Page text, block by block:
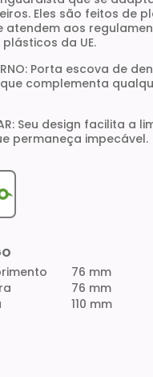
Eles são feitos de
atendem aos
da UE.
Porta escova de
complementa
Seu design facilita a
permaneça impecável.
76 mm
76 mm
110 mm